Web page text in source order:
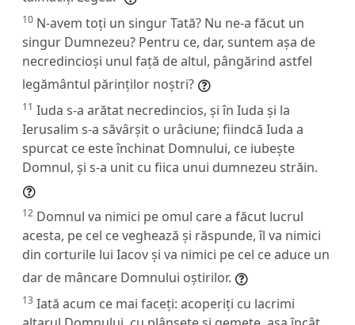
10 N-avem toți un singur Tată? Nu ne-a făcut un
singur Dumnezeu? Pentru ce, dar, suntem așa de
necredincioși unul față de altul, pângărind astfel
legământul părinților noștri?
11 Iuda s-a arătat necredincios, și în Iuda și la
Ierusalim s-a săvârșit o urâciune; fiindcă Iuda a
spurcat ce este închinat Domnului, ce iubește
Domnul, și s-a unit cu fiica unui dumnezeu străin.
12 Domnul va nimici pe omul care a făcut lucrul
acesta, pe cel ce veghează și răspunde, îl va nimici
din corturile lui Iacov și va nimici pe cel ce aduce un
dar de mâncare Domnului oștirilor.
13 Iată acum ce mai faceți: acoperiți cu lacrimi